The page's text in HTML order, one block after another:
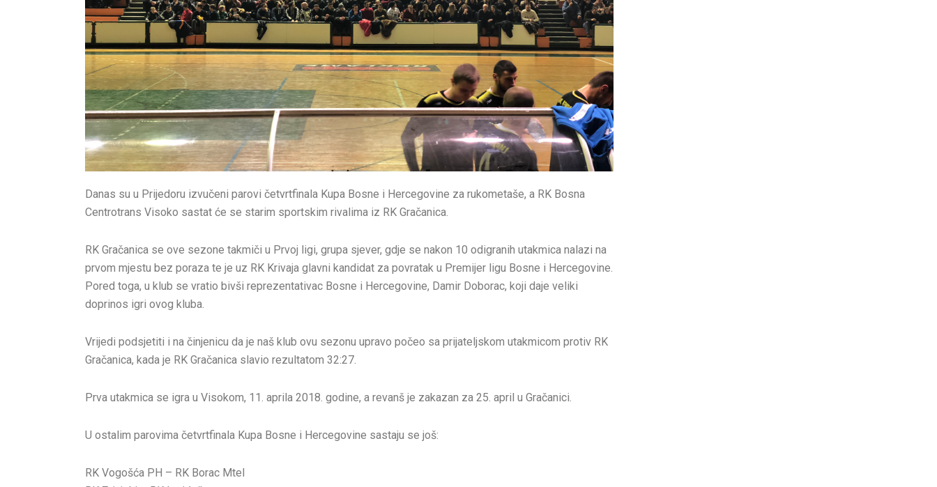
Danas su u Prijedoru izvučeni parovi četvrtfinala Kupa Bosne i Hercegovine za rukometaše, a RK Bosna
Centrotrans Visoko sastat će se starim sportskim rivalima iz RK Gračanica.
RK Gračanica se ove sezone takmiči u Prvoj ligi, grupa sjever, gdje se nakon 10 odigranih utakmica nalazi na
prvom mjestu bez poraza te je uz RK Krivaja glavni kandidat za povratak u Premijer ligu Bosne i Hercegovine.
Pored toga, u klub se vratio bivši reprezentativac Bosne i Hercegovine, Damir Doborac, koji daje veliki
doprinos igri ovog kluba.
Vrijedi podsjetiti i na činjenicu da je naš klub ovu sezonu upravo počeo sa prijateljskom utakmicom protiv RK
Gračanica, kada je RK Gračanica slavio rezultatom 32:27.
Prva utakmica se igra u Visokom, 11. aprila 2018. godine, a revanš je zakazan za 25. april u Gračanici.
U ostalim parovima četvrtfinala Kupa Bosne i Hercegovine sastaju se još:
RK Vogošća PH – RK Borac Mtel